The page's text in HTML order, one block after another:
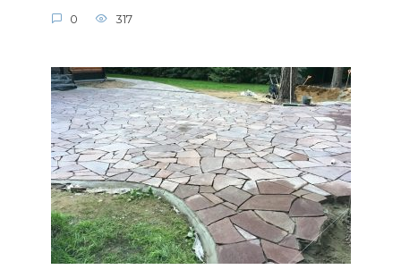
0 317